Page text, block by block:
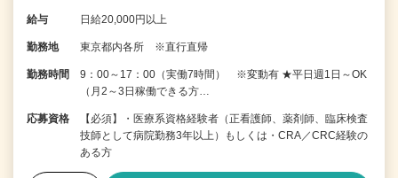
給与 日給20,000円以上
勤務地 東京都内各所 ※直行直帰
勤務時間
9：00～17：00（実働7時間） ※変動有 ★平日週1日～OK
（月2～3日稼働できる方…
応募資格
【必須】・医療系資格経験者（正看護師、薬剤師、臨床検査
技師として病院勤務3年以上）もしくは・CRA／CRC経験の
ある方